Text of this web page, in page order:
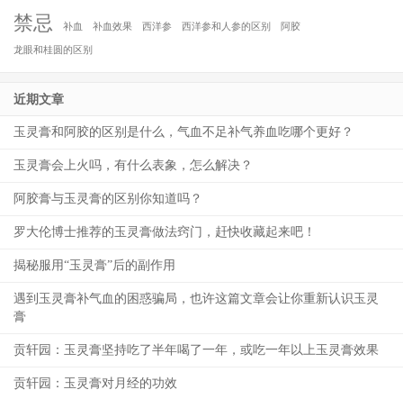
禁忌 补血 补血效果 西洋参 西洋参和人参的区别 阿胶
龙眼和桂圆的区别
近期文章
玉灵膏和阿胶的区别是什么，气血不足补气养血吃哪个更好？
玉灵膏会上火吗，有什么表象，怎么解决？
阿胶膏与玉灵膏的区别你知道吗？
罗大伦博士推荐的玉灵膏做法窍门，赶快收藏起来吧！
揭秘服用“玉灵膏”后的副作用
遇到玉灵膏补气血的困惑骗局，也许这篇文章会让你重新认识玉灵
膏
贡轩园：玉灵膏坚持吃了半年喝了一年，或吃一年以上玉灵膏效果
贡轩园：玉灵膏对月经的功效